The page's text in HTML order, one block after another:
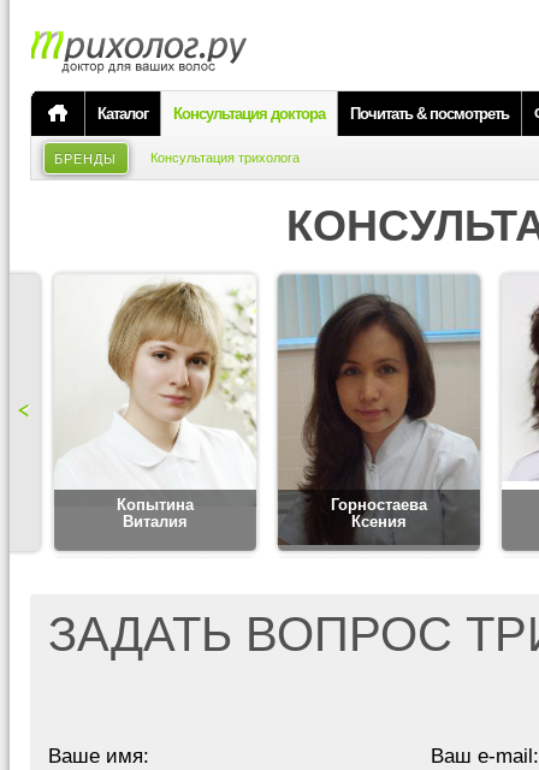
Каталог Консультация доктора Почитать & посмотреть
БРЕНДЫ Консультация трихолога
Копытина
Виталия
Горностаева
Ксения
ЗАДАТЬ ВОПРОС
Ваше имя: Ваш e-mail: